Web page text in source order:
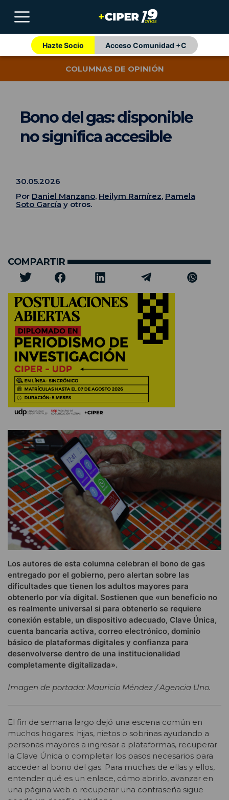
Hazte Socio Acceso Comunidad +C
COLUMNAS DE OPINIÓN
Bono del gas: disponible
no significa accesible
30.05.2026
Por Daniel Manzano, Heilym Ramírez, Pamela
Soto García y otros.
COMPARTIR
Los autores de esta columna celebran el bono de gas
entregado por el gobierno, pero alertan sobre las
dificultades que tienen los adultos mayores para
obtenerlo por vía digital. Sostienen que «un beneficio no
es realmente universal si para obtenerlo se requiere
conexión estable, un dispositivo adecuado, Clave Única,
cuenta bancaria activa, correo electrónico, dominio
básico de plataformas digitales y confianza para
desenvolverse dentro de una institucionalidad
completamente digitalizada».
Imagen de portada: Mauricio Méndez / Agencia Uno.
El fin de semana largo dejó una escena común en
muchos hogares: hijas, nietos o sobrinas ayudando a
personas mayores a ingresar a plataformas, recuperar
la Clave Única o completar los pasos necesarios para
acceder al bono del gas. Para muchas de ellas y ellos,
entender qué es un enlace, cómo abrirlo, avanzar en
una página web o recuperar una contraseña sigue